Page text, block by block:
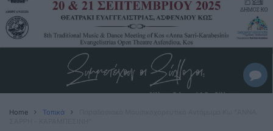
Home Τοπικά